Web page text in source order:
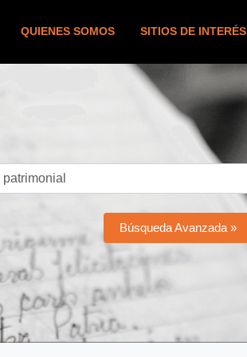
QUIENES SOMOS SITIOS DE INTERÉS
Búsqueda Avanzada »